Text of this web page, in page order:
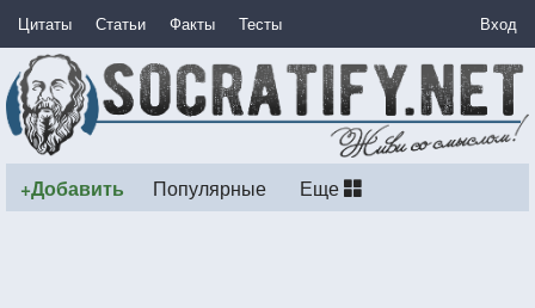
Цитаты Статьи Факты Тесты Вход
+Добавить Популярные Еще